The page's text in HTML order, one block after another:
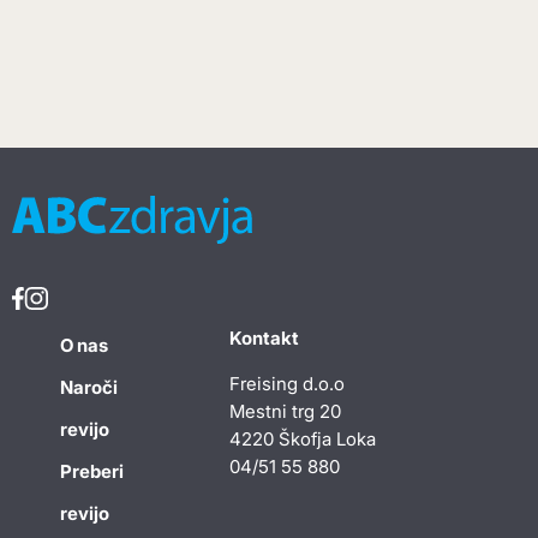
O nas
Naroči
revijo
Preberi
revijo
Kontakt
Freising d.o.o
Mestni trg 20
4220 Škofja Loka
04/51 55 880